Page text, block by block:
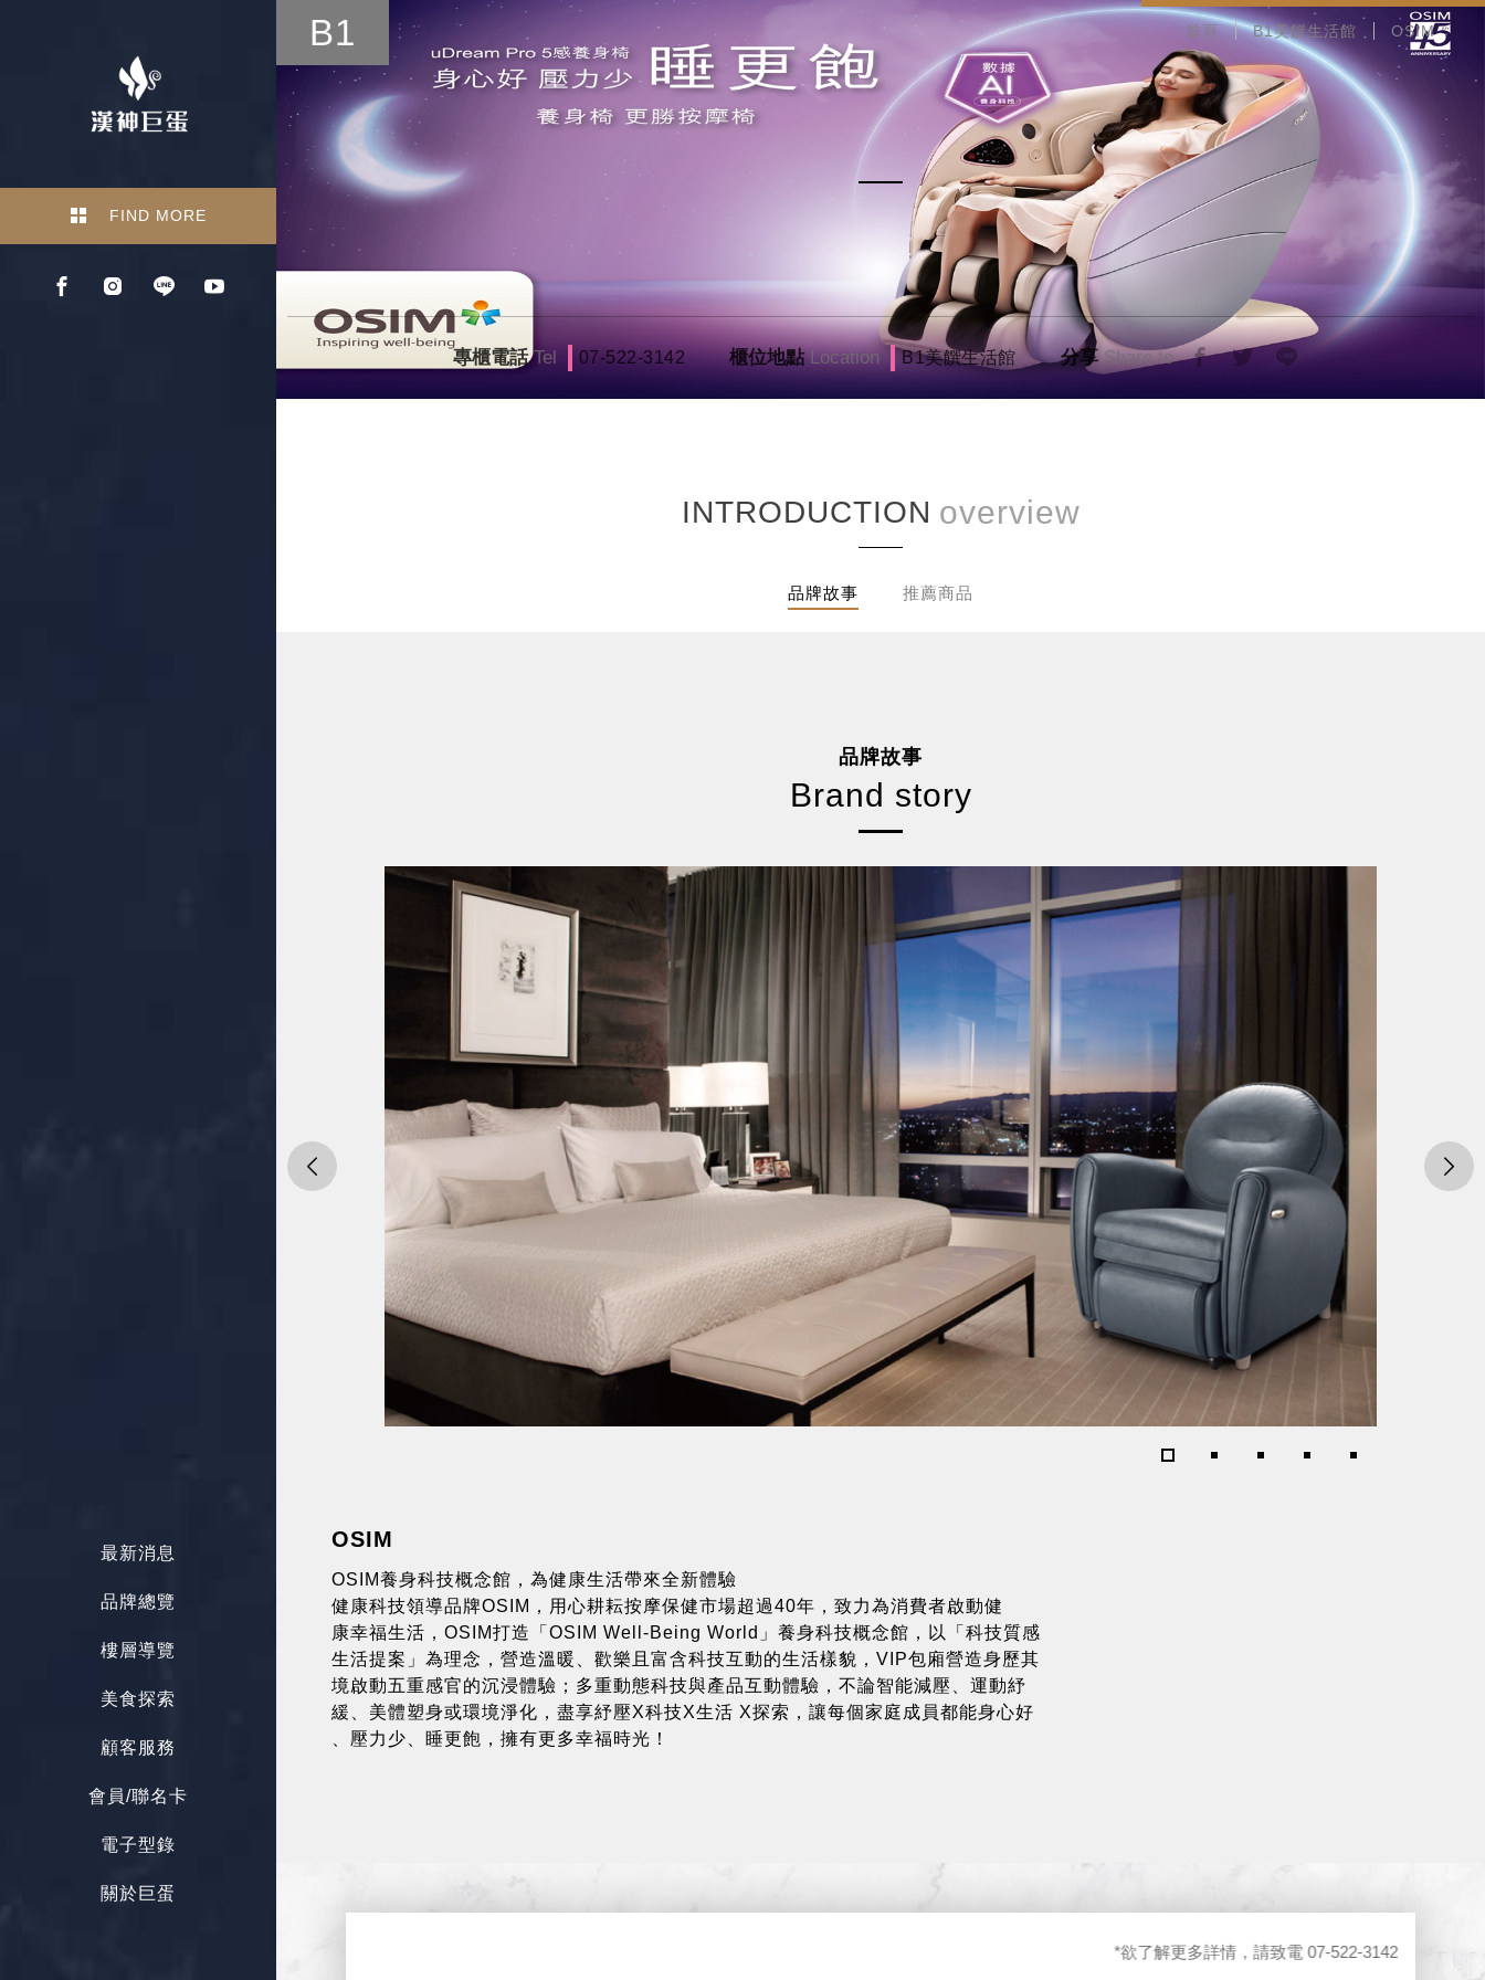
FIND MORE
最新消息
品牌總覽
樓層導覽
美食探索
顧客服務
會員/聯名卡
電子型錄
關於巨蛋
首頁 B1美饌生活館 OSIM
專櫃電話 Tel 07-522-3142 櫃位地點 Location B1美饌生活館 分享 Share to
B1
INTRODUCTION
品牌故事 推薦商品
品牌故事
Brand story
OSIM
OSIM養身科技概念館，為健康生活帶來全新體驗
健康科技領導品牌OSIM，用心耕耘按摩保健市場超過40年，致力為消費者啟動健
康幸福生活，OSIM打造「OSIM Well-Being World」養身科技概念館，以「科技質感
生活提案」為理念，營造溫暖、歡樂且富含科技互動的生活樣貌，VIP包廂營造身歷其
境啟動五重感官的沉浸體驗；多重動態科技與產品互動體驗，不論智能減壓、運動紓
緩、美體塑身或環境淨化，盡享紓壓X科技X生活 X探索，讓每個家庭成員都能身心好
、壓力少、睡更飽，擁有更多幸福時光！
*欲了解更多詳情，請致電 07-522-3142